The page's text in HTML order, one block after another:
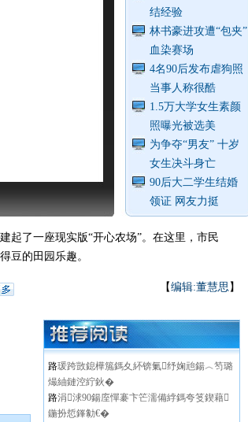
结经验
林书豪进攻遭“包夹”
血染赛场
4名90后发布虐狗照
当事人称很酷
1.5万大学女生素颜
照曝光被选美
为争夺“男友” 十岁
女生决斗身亡
90后大二学生结婚
领证 网友力挺
了一座现实版“开心农场”。在这里，市民
豆的田园乐趣。
【编辑:董慧思 】
路瑗跨敳鎴樺箷鎷夊紑锛氭纾婅兘鍚︿笉璐
熶紬鏈涳紵鈥�
路涓浗90鍚庢憚褰卞笀濡備綍鎷夸笅鍥藉
鍦扮悊鎽勨€�